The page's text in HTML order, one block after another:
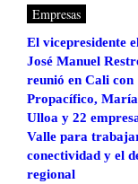
Empresas
El vicepresidente
José Manuel
reunió en Cali con
Propacífico,
Ulloa y 22
Valle para
conectividad y el
regional